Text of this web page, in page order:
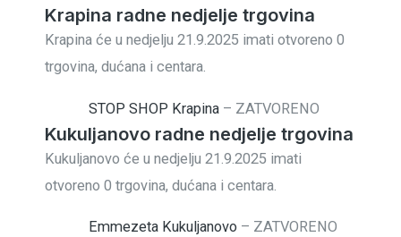
Krapina radne nedjelje trgovina
Krapina će u nedjelju 21.9.2025 imati otvoreno 0
trgovina, dućana i centara.
STOP SHOP Krapina – ZATVORENO
Kukuljanovo radne nedjelje trgovina
Kukuljanovo će u nedjelju 21.9.2025 imati
otvoreno 0 trgovina, dućana i centara.
Emmezeta Kukuljanovo – ZATVORENO